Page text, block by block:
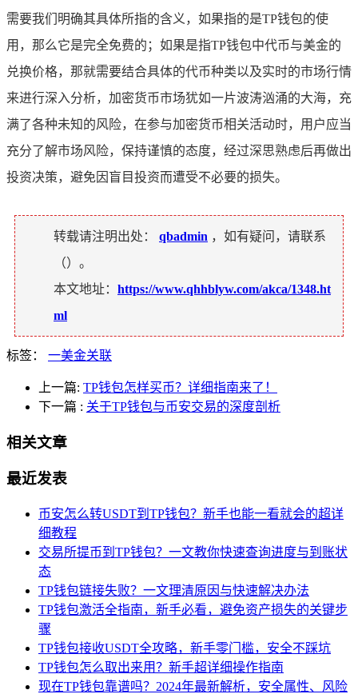
需要我们明确其具体所指的含义，如果指的是TP钱包的使
用，那么它是完全免费的；如果是指TP钱包中代币与美金的
兑换价格，那就需要结合具体的代币种类以及实时的市场行情
来进行深入分析，加密货币市场犹如一片波涛汹涌的大海，充
满了各种未知的风险，在参与加密货币相关活动时，用户应当
充分了解市场风险，保持谨慎的态度，经过深思熟虑后再做出
投资决策，避免因盲目投资而遭受不必要的损失。
转载请注明出处： qbadmin ，如有疑问，请联系
（）。
本文地址： https://www.qhhblyw.com/akca/1348.ht
ml
标签： 一美金关联
上一篇: TP钱包怎样买币？详细指南来了！
下一篇 : 关于TP钱包与币安交易的深度剖析
相关文章
最近发表
币安怎么转USDT到TP钱包？新手也能一看就会的超详
细教程
交易所提币到TP钱包？一文教你快速查询进度与到账状
态
TP钱包链接失败？一文理清原因与快速解决办法
TP钱包激活全指南，新手必看，避免资产损失的关键步
骤
TP钱包接收USDT全攻略，新手零门槛，安全不踩坑
TP钱包怎么取出来用？新手超详细操作指南
现在TP钱包靠谱吗？2024年最新解析，安全属性、风险